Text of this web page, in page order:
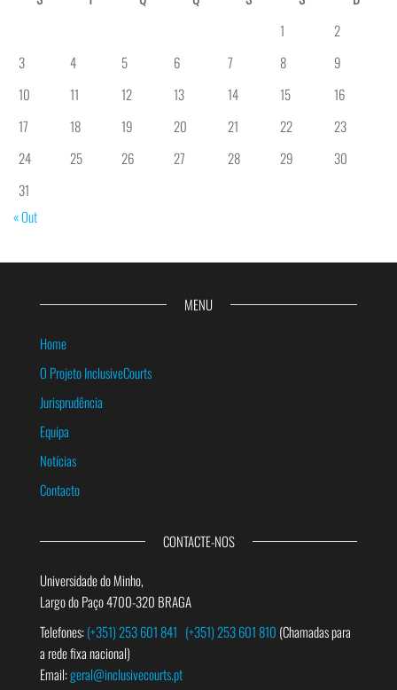
1
2
3
4 5 6 7 8
9
10
11 12 13 14 15
16
17
18 19 20 21 22
23
24
25 26 27 28 29
30
31
« Out
MENU
Home
O Projeto InclusiveCourts
Jurisprudência
Equipa
Notícias
Contacto
CONTACTE-NOS
Universidade do Minho,
Largo do Paço 4700-320 BRAGA
Telefones:(+351) 253 601 841 (+351) 253 601 810 (Chamadas para
a rede fixa nacional)
Email:geral@inclusivecourts.pt